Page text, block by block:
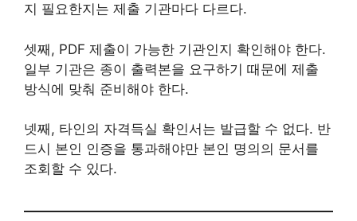
지 필요한지는 제출 기관마다 다르다.
셋째, PDF 제출이 가능한 기관인지 확인해야 한다.
일부 기관은 종이 출력본을 요구하기 때문에 제출
방식에 맞춰 준비해야 한다.
넷째, 타인의 자격득실 확인서는 발급할 수 없다. 반
드시 본인 인증을 통과해야만 본인 명의의 문서를
조회할 수 있다.